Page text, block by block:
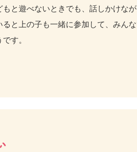
と遊べないときでも、話しかけな
と上の子も一緒に参加して、みん
す。